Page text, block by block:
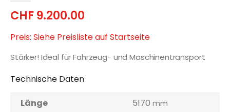
CHF9.200.00
Preis: Siehe Preisliste auf Startseite
Stärker! Ideal für Fahrzeug- und Maschinentransport
Technische Daten
Länge 5170 mm